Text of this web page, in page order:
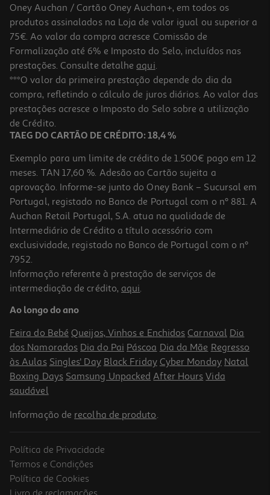
Oney Auchan / Cartão Oney Auchan+, em todos os
produtos assinalados na Loja de valor igual ou superior a
75€. Ao valor da compra acresce Comissão de
Formalização até 6% e Imposto do Selo, incluídos nas
prestações. Consulte detalhe aqui.
***O valor da primeira prestação depende do dia da
compra, refletindo o cálculo de juros diários. Ao valor das
prestações acresce o Imposto do Selo sobre a utilização
de Crédito.
TAEG DO CARTÃO DE CRÉDITO: 18,4 %
Exemplo para um limite de crédito de 1.500€ pago em 12
meses. TAN 17,60 %. Adesão ao Cartão sujeita a
aprovação. Informe-se junto do Oney Bank – Sucursal em
Portugal, registado no Banco de Portugal com o nº 881. A
Auchan Retail Portugal, S.A. atua na qualidade de
Intermediário de Crédito a título acessório com
exclusividade, registado no Banco de Portugal com o nº
7952.
Informação referente à prestação de serviços de
intermediação de crédito, aqui.
Ao longo do ano
Feira do Bebé Queijos, Vinhos e Enchidos Carnaval Dia
dos Namorados Dia do Pai Páscoa Dia da Mãe Regresso
às Aulas Singles' Day Black Friday Cyber Monday Natal
Boxing Days Samsung Unpacked After Hours Vida
saudável
Informação de recolha de produto.
Política de Privacidade
Termos e Condições
Política de Cookies
Livro de reclamações